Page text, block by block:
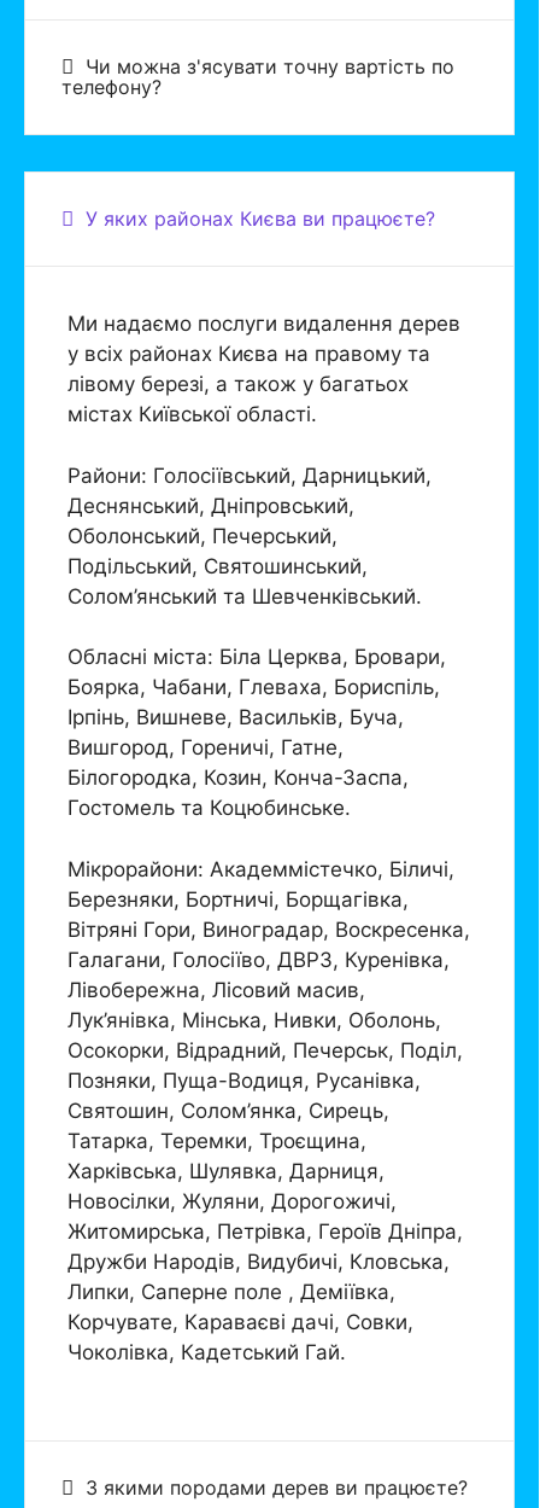
Чи можна з'ясувати точну вартість по
телефону?
У яких районах Києва ви працюєте?
Ми надаємо послуги видалення дерев
у всіх районах Києва на правому та
лівому березі, а також у багатьох
містах Київської області.
Райони: Голосіївський, Дарницький,
Деснянський, Дніпровський,
Оболонський, Печерський,
Подільський, Святошинський,
Солом’янський та Шевченківський.
Обласні міста: Біла Церква, Бровари,
Боярка, Чабани, Глеваха, Бориспіль,
Ірпінь, Вишневе, Васильків, Буча,
Вишгород, Гореничі, Гатне,
Білогородка, Козин, Конча-Заспа,
Гостомель та Коцюбинське.
Мікрорайони: Академмістечко, Біличі,
Березняки, Бортничі, Борщагівка,
Вітряні Гори, Виноградар, Воскресенка,
Галагани, Голосіїво, ДВРЗ, Куренівка,
Лівобережна, Лісовий масив,
Лук’янівка, Мінська, Нивки, Оболонь,
Осокорки, Відрадний, Печерськ, Поділ,
Позняки, Пуща-Водиця, Русанівка,
Святошин, Солом’янка, Сирець,
Татарка, Теремки, Троєщина,
Харківська, Шулявка, Дарниця,
Новосілки, Жуляни, Дорогожичі,
Житомирська, Петрівка, Героїв Дніпра,
Дружби Народів, Видубичі, Кловська,
Липки, Саперне поле , Деміївка,
Корчувате, Караваєві дачі, Совки,
Чоколівка, Кадетський Гай.
З якими породами дерев ви працюєте?